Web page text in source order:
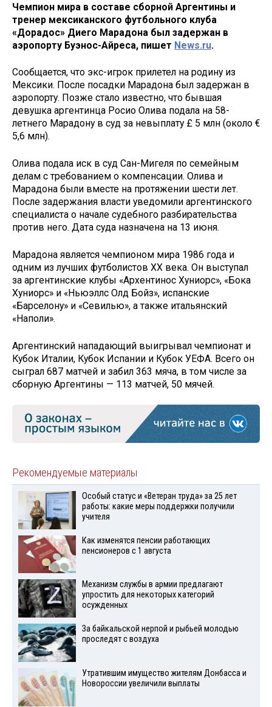
Чемпион мира в составе сборной Аргентины и
тренер мексиканского футбольного клуба
«Дорадос» Диего Марадона был задержан в
аэропорту Буэнос-Айреса, пишет News.ru.
Сообщается, что экс-игрок прилетел на родину из
Мексики. После посадки Марадона был задержан в
аэропорту. Позже стало известно, что бывшая
девушка аргентинца Росио Олива подала на 58-
летнего Марадону в суд за невыплату £ 5 млн (около €
5,6 млн).
Олива подала иск в суд Сан-Мигеля по семейным
делам с требованием о компенсации. Олива и
Марадона были вместе на протяжении шести лет.
После задержания власти уведомили аргентинского
специалиста о начале судебного разбирательства
против него. Дата суда назначена на 13 июня.
Марадона является чемпионом мира 1986 года и
одним из лучших футболистов ХХ века. Он выступал
за аргентинские клубы «Архентинос Хуниорс», «Бока
Хуниорс» и «Ньюэллс Олд Бойз», испанские
«Барселону» и «Севилью», а также итальянский
«Наполи».
Аргентинский нападающий выигрывал чемпионат и
Кубок Италии, Кубок Испании и Кубок УЕФА. Всего он
сыграл 687 матчей и забил 363 мяча, в том числе за
сборную Аргентины — 113 матчей, 50 мячей.
Рекомендуемые материалы
Особый статус и «Ветеран труда» за 25 лет
работы: какие меры поддержки получили
учителя
Как изменятся пенсии работающих
пенсионеров с 1 августа
Механизм службы в армии предлагают
упростить для некоторых категорий
осужденных
За байкальской нерпой и рыбьей молодью
проследят с воздуха
Утратившим имущество жителям Донбасса и
Новороссии увеличили выплаты